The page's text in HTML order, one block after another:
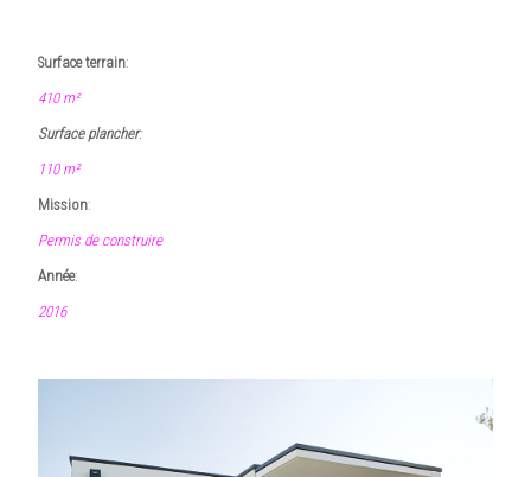
Surface terrain:
410 m²
Surface plancher:
110 m²
Mission:
Permis de construire
Année:
2016